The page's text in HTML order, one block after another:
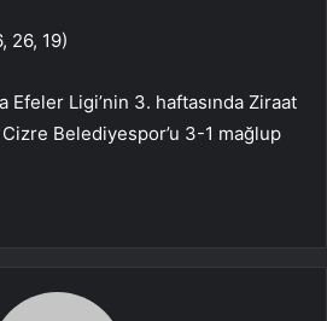
26, 19)
Efeler Ligi’nin 3. haftasında Ziraat
Belediyespor’u 3-1 mağlup